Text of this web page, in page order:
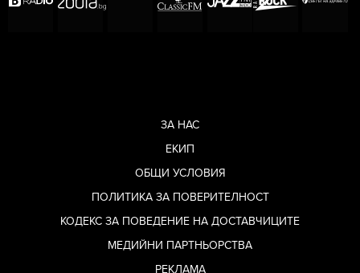
ЗА НАС
ЕКИП
ОБЩИ УСЛОВИЯ
ПОЛИТИКА ЗА ПОВЕРИТЕЛНОСТ
КОДЕКС ЗА ПОВЕДЕНИЕ НА ДОСТАВЧИЦИТЕ
МЕДИЙНИ ПАРТНЬОРСТВА
РЕКЛАМА